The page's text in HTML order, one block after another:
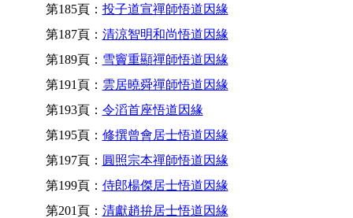
第185頁： 投子道宣禪師悟道因緣
第187頁： 清涼智明和尚悟道因緣
第189頁： 雪竇重顯禪師悟道因緣
第191頁： 雲居曉舜禪師悟道因緣
第193頁： 令滔首座悟道因緣
第195頁： 修撰曾會居士悟道因緣
第197頁： 圓照宗本禪師悟道因緣
第199頁： 侍郎楊傑居士悟道因緣
第201頁： 清獻趙拚居士悟道因緣